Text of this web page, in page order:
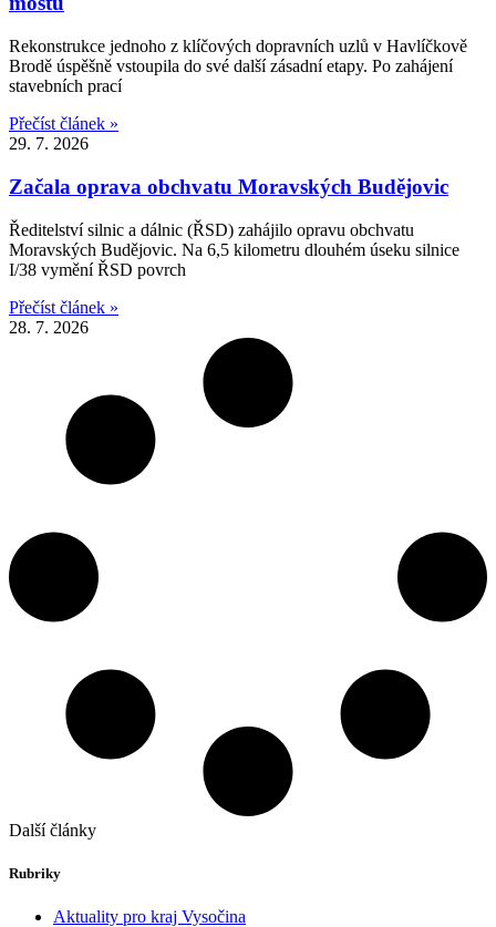
Rekonstrukce jednoho z klíčových dopravních uzlů v Havlíčkově
Brodě úspěšně vstoupila do své další zásadní etapy. Po zahájení
stavebních prací
Přečíst článek »
29. 7. 2026
Začala oprava obchvatu Moravských Budějovic
Ředitelství silnic a dálnic (ŘSD) zahájilo opravu obchvatu
Moravských Budějovic. Na 6,5 kilometru dlouhém úseku silnice
I/38 vymění ŘSD povrch
Přečíst článek »
28. 7. 2026
Další články
Rubriky
Aktuality pro kraj Vysočina